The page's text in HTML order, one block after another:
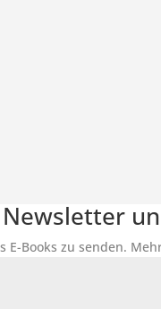
Books zu senden.